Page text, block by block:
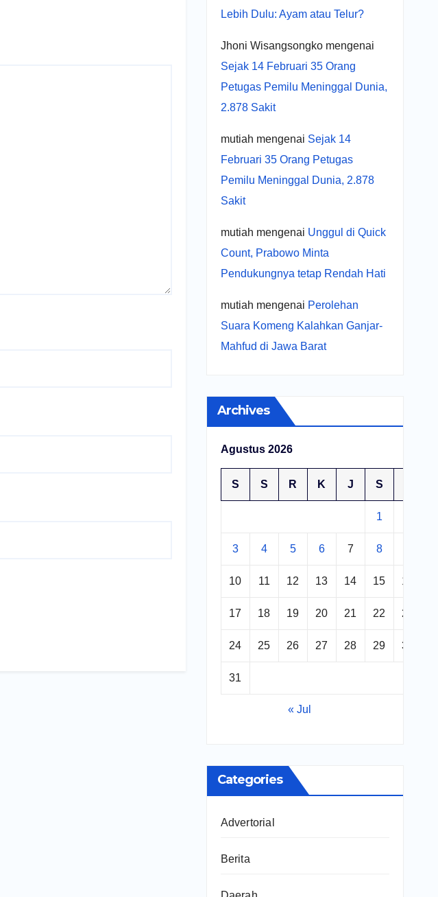
Lebih Dulu: Ayam atau Telur?
Jhoni Wisangsongkomengenai
Sejak 14 Februari 35 Orang
Petugas Pemilu Meninggal Dunia,
2.878 Sakit
mutiah mengenai Sejak 14
Februari 35 Orang Petugas
Pemilu Meninggal Dunia, 2.878
Sakit
mutiah mengenai Unggul di Quick
Count, Prabowo Minta
Pendukungnya tetap Rendah Hati
mutiah mengenai Perolehan
Suara Komeng Kalahkan Ganjar-
Mahfud di Jawa Barat
Archives
Agustus 2026
S S R K J S
1
3 4 5 6 7 8
10 11 12 13 14 15 16
17 18 19 20 21 22 23
24 25 26 27 28 29 30
31
« Jul
Categories
Advertorial
Berita